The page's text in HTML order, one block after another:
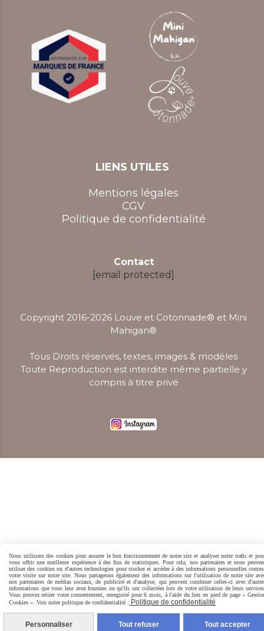
LIENS UTILES
Mentions légales
CGV
Politique de confidentialité
Contact
[email protected]
Copyright 2016-2026 Louve et Cotonnade® et Mini
Mahigan®
Tous Droits réservés, textes, images & modèles
Toute Reproduction est interdite même partielle y
compris à titre privé
Nous utilisons des cookies pour assurer le bon fonctionnement de notre site et analyser notre trafic et
vous offrir une meilleure expérience à des fins de statistiques. Pour cela, nos partenaires et nous
utiliser des cookies ou d'autres technologies pour stocker et accéder à des informations personnelles
votre visite sur notre site. Nous partageons également des informations sur l'utilisation de notre site
nos partenaires de médias sociaux, de publicité et d'analyse, qui peuvent combiner celles-ci avec
informations que vous leur avez fournies ou qu'ils ont collectées lors de votre utilisation de leurs
Vous pouvez retirer votre consentement, enregistré pour 6 mois, à l'aide du lien en pied de page «
Cookies ». Voir notre politique de confidentialité : Politique de confidentialité
Personnaliser Tout refuser Tout accepter